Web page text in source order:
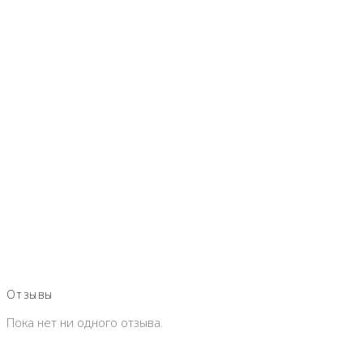
Отзывы
Пока нет ни одного отзыва.